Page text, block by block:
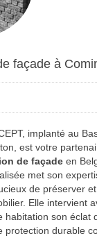
façade à
implanté au
est votre
de façade en
met son
de préserver
Elle intervient
habitation son éclat
protection durable